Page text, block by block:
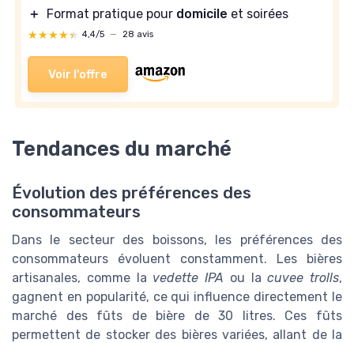
＋
Format pratique pour domicile et soirées
★★★★★
★★★★★ 4,4/5 — 28 avis
Voir l'offre
Tendances du marché
Évolution des préférences des
consommateurs
Dans le secteur des boissons, les préférences des
consommateurs évoluent constamment. Les bières
artisanales, comme la vedette IPA ou lacuvee trolls,
gagnent en popularité, ce qui influence directement le
marché des fûts de bière de 30 litres. Ces fûts
permettent de stocker des bières variées, allant de la